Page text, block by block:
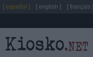
[ español ] [ english ] [ français ]